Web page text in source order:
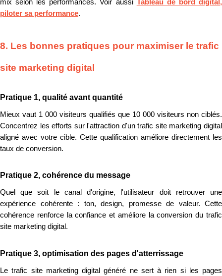
mix selon les performances. Voir aussi
Tableau de bord digital,
piloter sa performance.
8. Les bonnes pratiques pour maximiser le trafic
site marketing digital
Pratique 1, qualité avant quantité
Mieux vaut 1 000 visiteurs qualifiés que 10 000 visiteurs non ciblés.
Concentrez les efforts sur l'attraction d'un trafic site marketing digital
aligné avec votre cible. Cette qualification améliore directement les
taux de conversion.
Pratique 2, cohérence du message
Quel que soit le canal d'origine, l'utilisateur doit retrouver une
expérience cohérente : ton, design, promesse de valeur. Cette
cohérence renforce la confiance et améliore la conversion du trafic
site marketing digital.
Pratique 3, optimisation des pages d'atterrissage
Le trafic site marketing digital généré ne sert à rien si les pages